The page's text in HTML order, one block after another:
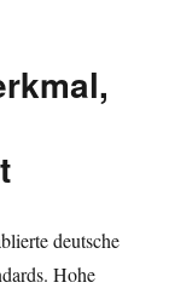
deutsche
Hohe